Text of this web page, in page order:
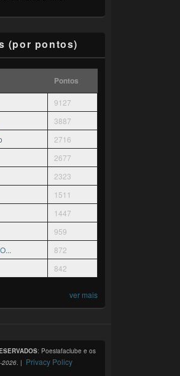
(por pontos)
Pontos
9127
3887
2716
2677
2323
1511
1447
959
872
842
ver mais
: Poesiafaclube e os
2026. | Privacy Policy